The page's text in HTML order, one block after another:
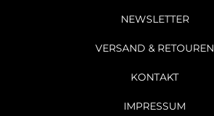
NEWSLETTER
VERSAND & RETOUREN
KONTAKT
IMPRESSUM